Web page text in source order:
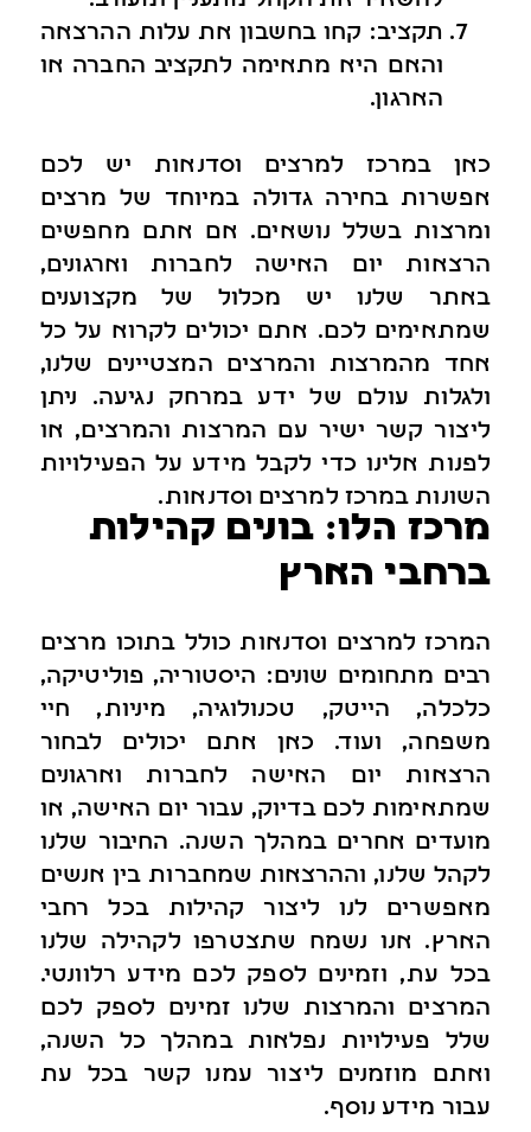
תקציב: קחו בחשבון את עלות ההרצאה
והאם היא מתאימה לתקציב החברה או
הארגון.
כאן במרכז למרצים וסדנאות יש לכם
אפשרות בחירה גדולה במיוחד של מרצים
ומרצות בשלל נושאים. אם אתם מחפשים
הרצאות יום האישה לחברות וארגונים,
באתר שלנו יש מכלול של מקצוענים
שמתאימים לכם. אתם יכולים לקרוא על כל
אחד מהמרצות והמרצים המצטיינים שלנו,
ולגלות עולם של ידע במרחק נגיעה. ניתן
ליצור קשר ישיר עם המרצות והמרצים, או
לפנות אלינו כדי לקבל מידע על הפעילויות
השונות במרכז למרצים וסדנאות.
מרכז הלו: בונים קהילות
ברחבי הארץ
המרכז למרצים וסדנאות כולל בתוכו מרצים
רבים מתחומים שונים: היסטוריה, פוליטיקה,
כלכלה, הייטק, טכנולוגיה, מיניות, חיי
משפחה, ועוד. כאן אתם יכולים לבחור
הרצאות יום האישה לחברות וארגונים
שמתאימות לכם בדיוק, עבור יום האישה, או
מועדים אחרים במהלך השנה. החיבור שלנו
לקהל שלנו, וההרצאות שמחברות בין אנשים
מאפשרים לנו ליצור קהילות בכל רחבי
הארץ. אנו נשמח שתצטרפו לקהילה שלנו
בכל עת, וזמינים לספק לכם מידע רלוונטי.
המרצים והמרצות שלנו זמינים לספק לכם
שלל פעילויות נפלאות במהלך כל השנה,
ואתם מוזמנים ליצור עמנו קשר בכל עת
עבור מידע נוסף.